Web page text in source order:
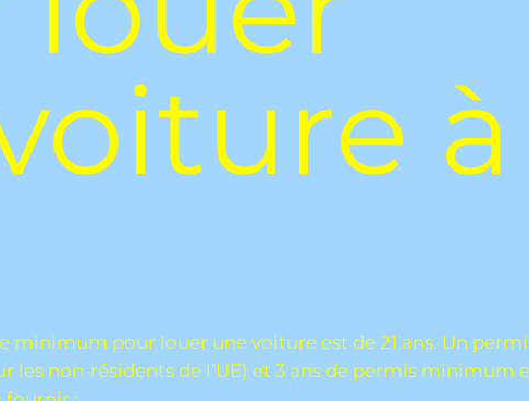
à
minimum pour louer une voiture est de 21 ans. Un
non-résidents de l’UE) et 3 ans de permis minimum